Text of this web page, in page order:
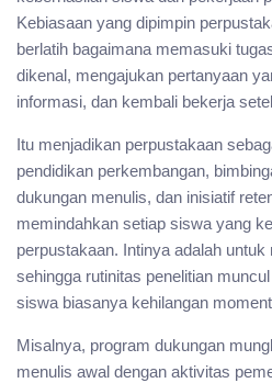
Kebiasaan yang dipimpin
berlatih bagaimana memasuki
dikenal, mengajukan pertanyaan
informasi, dan kembali bekerja
Itu menjadikan perpustakaan
pendidikan perkembangan,
dukungan menulis, dan inisiatif
memindahkan setiap siswa yang
perpustakaan. Intinya adalah
sehingga rutinitas penelitian
siswa biasanya kehilangan
Misalnya, program dukungan
menulis awal dengan aktivitas